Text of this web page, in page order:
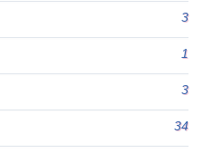
3
1
3
34